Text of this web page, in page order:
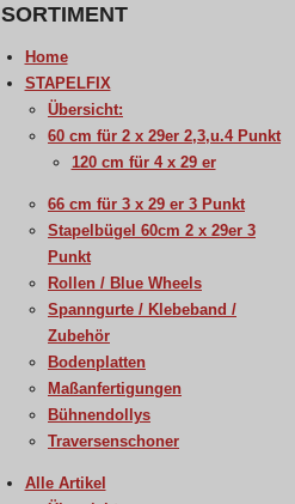
SORTIMENT
Home
STAPELFIX
Übersicht:
60 cm für 2 x 29er 2,3,u.4 Punkt
120 cm für 4 x 29 er
66 cm für 3 x 29 er 3 Punkt
Stapelbügel 60cm 2 x 29er 3
Punkt
Rollen / Blue Wheels
Spanngurte / Klebeband /
Zubehör
Bodenplatten
Maßanfertigungen
Bühnendollys
Traversenschoner
Alle Artikel